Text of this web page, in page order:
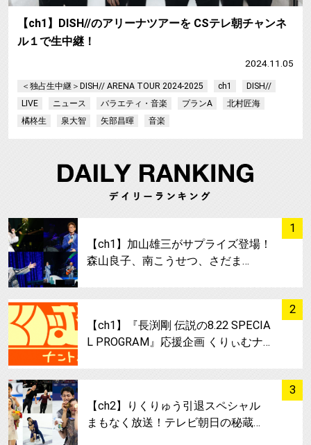
【ch1】DISH//のアリーナツアーを CSテレ朝チャンネ
ル１で生中継！
2024.11.05
＜独占生中継＞DISH// ARENA TOUR 2024-2025 ch1
DISH//
LIVE
ニュース バラエティ・音楽 プランA
北村匠海
橘柊生
泉大智 矢部昌暉 音楽
1
【ch1】加山雄三がサプライズ登場！
森山良子、南こうせつ、さだま…
2
サムネイル
【ch1】『長渕剛 伝説の8.22 SPECIA
L PROGRAM』応援企画 くりぃむナ…
3
サムネイル
【ch2】りくりゅう引退スペシャル
まもなく放送！テレビ朝日の秘蔵…